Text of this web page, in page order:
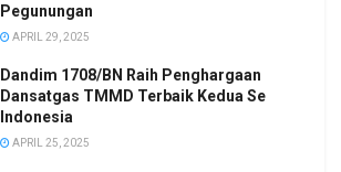
Pegunungan
APRIL 29, 2025
Dandim 1708/BN Raih Penghargaan
Dansatgas TMMD Terbaik Kedua Se
Indonesia
APRIL 25, 2025